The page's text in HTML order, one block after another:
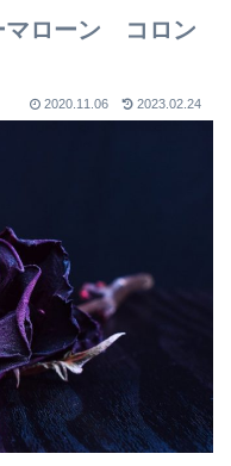
マローン コロン
2020.11.06 2023.02.24